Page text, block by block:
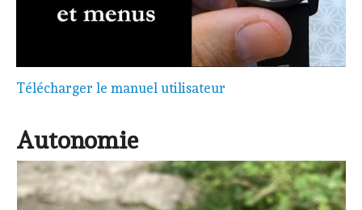
Télécharger le manuel utilisateur
Autonomie